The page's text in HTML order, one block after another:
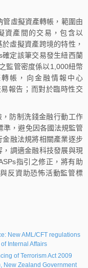
虛擬資產轉帳，範圍由
資產間的交易，包含以
虛擬資產跨境的特性，
確定該筆交易發生紐西蘭
監管密度係以1,000紐幣
帳，向金融情報中心
報告；而對於臨時性交
防制洗錢金融行動工作
準，避免因各國法規監管
融法規將相關產業逐步
調適金融科技發展與現
指引之修正，將有助
反資助恐怖活動監管標
New AML/CFT regulations
Internal Affairs
of Terrorism Act 2009
New Zealand Government